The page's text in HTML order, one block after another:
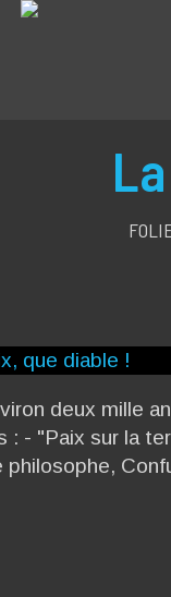
deux mille
: - "Paix sur la
philosophe,